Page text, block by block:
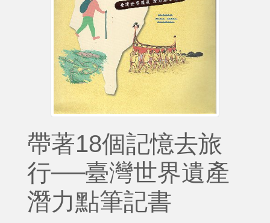
帶著18個記憶去旅
行──臺灣世界遺產
潛力點筆記書